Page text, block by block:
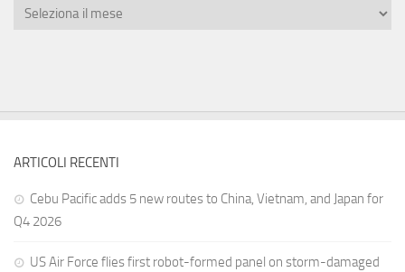
ARTICOLI RECENTI
Cebu Pacific adds 5 new routes to China, Vietnam, and Japan for
Q4 2026
US Air Force flies first robot-formed panel on storm-damaged